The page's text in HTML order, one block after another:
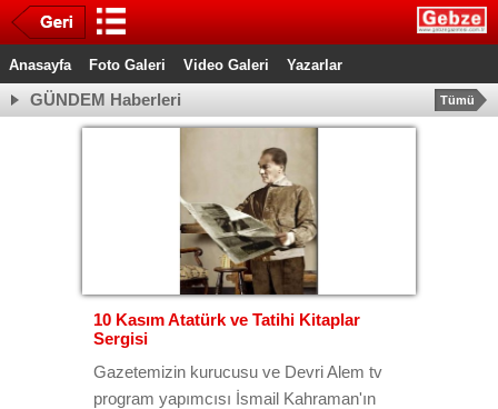
Anasayfa Foto Galeri Video Galeri Yazarlar
GÜNDEM Haberleri Tümü
10 Kasım Atatürk ve Tatihi Kitaplar
Sergisi
Gazetemizin kurucusu ve Devri Alem tv
program yapımcısı İsmail Kahraman'ın